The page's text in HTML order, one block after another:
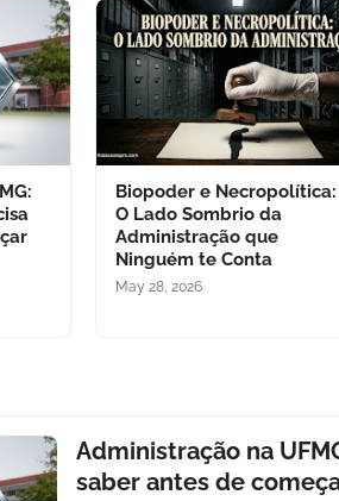
Biopoder e Necropolítica:
O Lado Sombrio da
Administração que
Ninguém te Conta
May 28, 2026
Administração na
saber antes de